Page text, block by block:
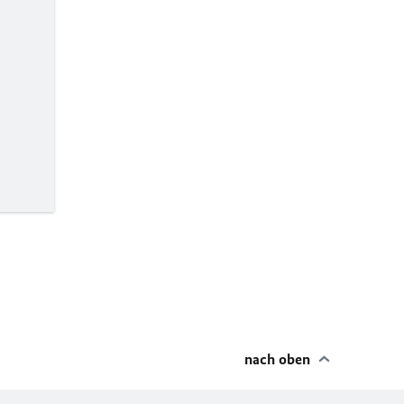
nach oben